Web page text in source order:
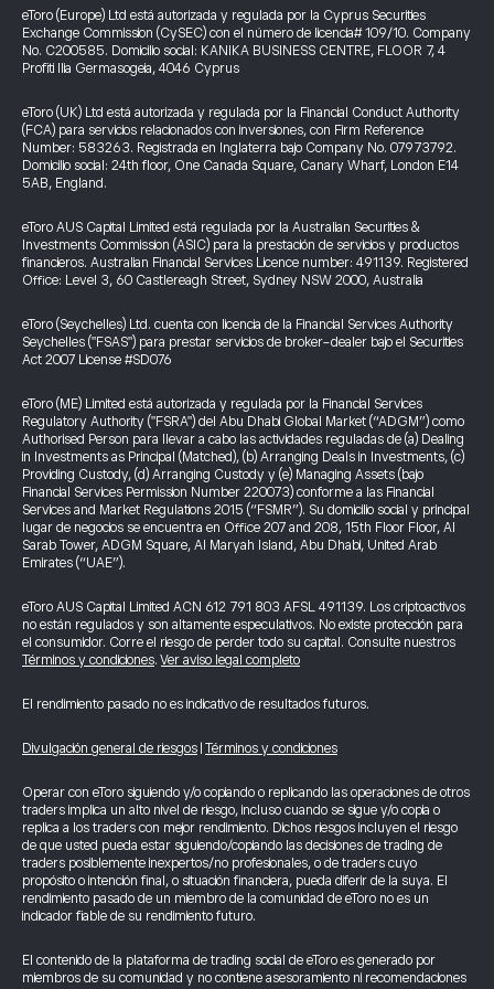
eToro (Europe) Ltd está autorizada y regulada por la Cyprus Securities
Exchange Commission (CySEC) con el número de licencia# 109/10. Company
No. C200585. Domicilio social: KANIKA BUSINESS CENTRE, FLOOR 7, 4
Profiti Ilia Germasogeia, 4046 Cyprus
eToro (UK) Ltd está autorizada y regulada por la Financial Conduct Authority
(FCA) para servicios relacionados con inversiones, con Firm Reference
Number: 583263. Registrada en Inglaterra bajo Company No. 07973792.
Domicilio social: 24th floor, One Canada Square, Canary Wharf, London E14
5AB, England.
eToro AUS Capital Limited está regulada por la Australian Securities &
Investments Commission (ASIC) para la prestación de servicios y productos
financieros. Australian Financial Services Licence number: 491139. Registered
Office: Level 3, 60 Castlereagh Street, Sydney NSW 2000, Australia
eToro (Seychelles) Ltd. cuenta con licencia de la Financial Services Authority
Seychelles ("FSAS") para prestar servicios de broker-dealer bajo el Securities
Act 2007 License #SD076
eToro (ME) Limited está autorizada y regulada por la Financial Services
Regulatory Authority ("FSRA") del Abu Dhabi Global Market (“ADGM”) como
Authorised Person para llevar a cabo las actividades reguladas de (a) Dealing
in Investments as Principal (Matched), (b) Arranging Deals in Investments, (c)
Providing Custody, (d) Arranging Custody y (e) Managing Assets (bajo
Financial Services Permission Number 220073) conforme a las Financial
Services and Market Regulations 2015 (“FSMR”). Su domicilio social y principal
lugar de negocios se encuentra en Office 207 and 208, 15th Floor Floor, Al
Sarab Tower, ADGM Square, Al Maryah Island, Abu Dhabi, United Arab
Emirates (“UAE”).
eToro AUS Capital Limited ACN 612 791 803 AFSL 491139. Los criptoactivos
no están regulados y son altamente especulativos. No existe protección para
el consumidor. Corre el riesgo de perder todo su capital. Consulte nuestros
Términos y condiciones.Ver aviso legal completo
El rendimiento pasado no es indicativo de resultados futuros.
Divulgación general de riesgos Términos y condiciones
Operar con eToro siguiendo y/o copiando o replicando las operaciones de otros
traders implica un alto nivel de riesgo, incluso cuando se sigue y/o copia o
replica a los traders con mejor rendimiento. Dichos riesgos incluyen el riesgo
de que usted pueda estar siguiendo/copiando las decisiones de trading de
traders posiblemente inexpertos/no profesionales, o de traders cuyo
propósito o intención final, o situación financiera, pueda diferir de la suya. El
rendimiento pasado de un miembro de la comunidad de eToro no es un
indicador fiable de su rendimiento futuro.
El contenido de la plataforma de trading social de eToro es generado por
miembros de su comunidad y no contiene asesoramiento ni recomendaciones